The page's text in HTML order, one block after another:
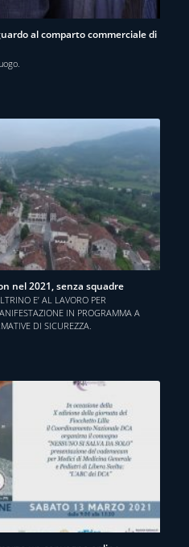
al comparto commerciale di
nel 2021, senza squadre
E’ AL LAVORO PER
IN PROGRAMMA A
DI SICUREZZA.